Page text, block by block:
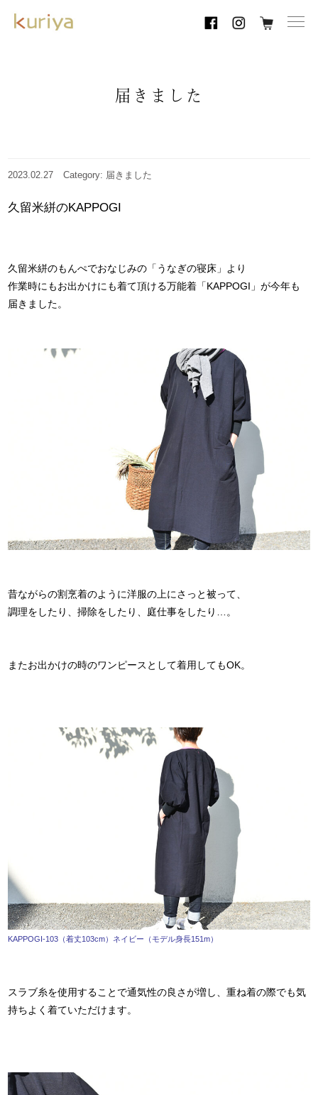
届きました
2023.02.27 Category: 届きました
久留米絣のKAPPOGI
久留米絣のもんぺでおなじみの「うなぎの寝床」より
作業時にもお出かけにも着て頂ける万能着「KAPPOGI」が今年も
届きました。
昔ながらの割烹着のように洋服の上にさっと被って、
調理をしたり、掃除をしたり、庭仕事をしたり…。
またお出かけの時のワンピースとして着用してもOK。
KAPPOGI-103（着丈103cm）ネイビー（モデル身長151m）
スラブ糸を使用することで通気性の良さが増し、重ね着の際でも気
持ちよく着ていただけます。